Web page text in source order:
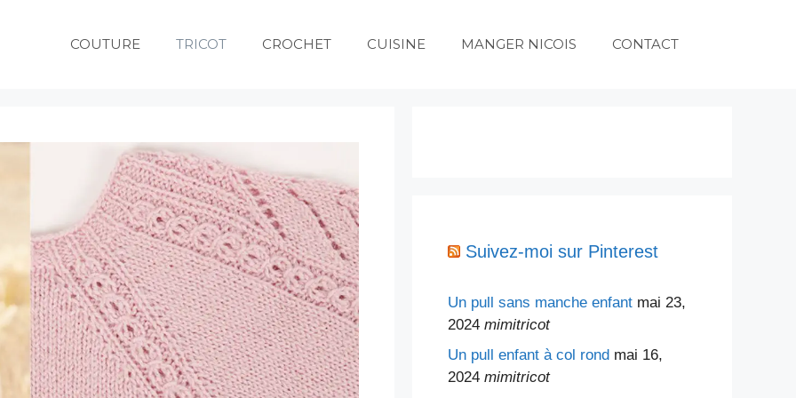
COUTURE TRICOT CROCHET CUISINE MANGER NICOIS CONTACT
Suivez-moi sur Pinterest
Un pull sans manche enfant mai 23,
2024 mimitricot
Un pull enfant à col rond mai 16,
2024 mimitricot